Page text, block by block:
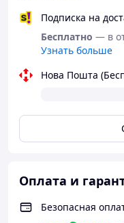
Подписка на
Бесплатно — в
Узнать больше
Нова Пошта
Оплата и
Безопасная